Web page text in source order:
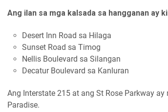
Ang ilan sa mga kalsada sa hangganan ay
Desert Inn Road sa Hilaga
Sunset Road sa Timog
Nellis Boulevard sa Silangan
Decatur Boulevard sa Kanluran
Ang Interstate 215 at ang St Rose Parkway
Paradise.